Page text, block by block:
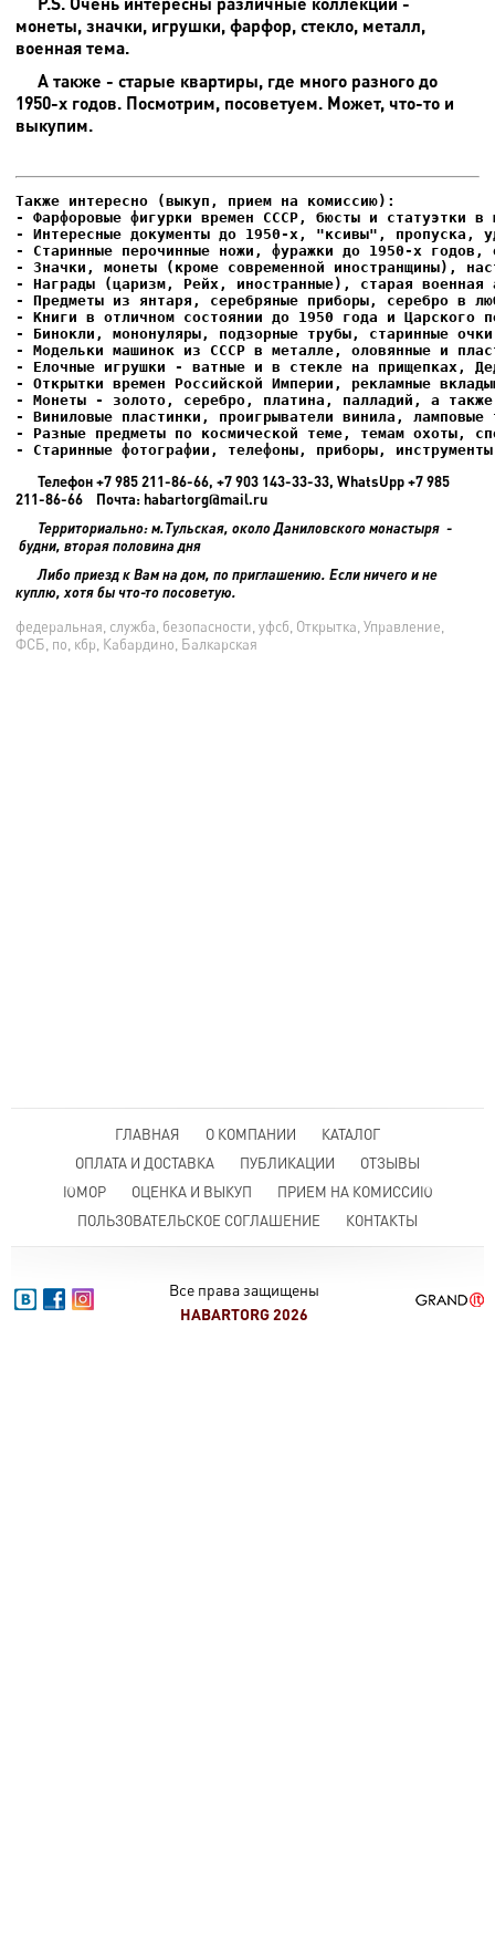
монеты, значки, игрушки, фарфор, стекло, металл,
военная тема.
А также - старые квартиры, где много разного до
1950-х годов. Посмотрим, посоветуем. Может, что-то и
выкупим.
- Фарфоровые фигурки времен СССР, бюсты и статуэтки в
- Интересные документы до 1950-х, "ксивы", пропуска,
- Елочные игрушки - ватные и в стекле на прищепках,
- Старинные фотографии, телефоны, приборы,
Телефон +7 985 211-86-66, +7 903 143-33-33, WhatsUpp +7 985
211-86-66 Почта: habartorg@mail.ru
Территориально: м.Тульская, около Даниловского монастыря -
будни, вторая половина дня
Либо приезд к Вам на дом, по приглашению. Если ничего и не
куплю, хотя бы что-то посоветую.
федеральная, служба, безопасности, уфсб, Открытка, Управление,
ФСБ, по, кбр, Кабардино, Балкарская
ГЛАВНАЯ О КОМПАНИИ
КАТАЛОГ
ОПЛАТА И ДОСТАВКА
ПУБЛИКАЦИИ
ОТЗЫВЫ
ЮМОР
ОЦЕНКА И ВЫКУП
ПРИЕМ НА КОМИССИЮ
ПОЛЬЗОВАТЕЛЬСКОЕ СОГЛАШЕНИЕ
КОНТАКТЫ
Все права защищены
HABARTORG 2026